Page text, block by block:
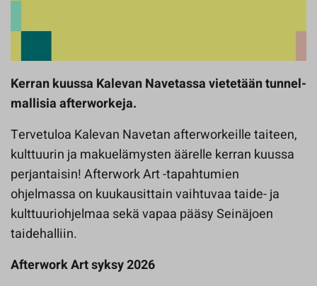
Kerran kuussa Kalevan Navetassa vietetään tunnel­
mal­li­sia after­workeja.
Tervetuloa Kalevan Navetan afterworkeille taiteen,
kulttuurin ja makuelämysten äärelle kerran kuussa
perjantaisin! Afterwork Art -tapahtumien
ohjelmassa on kuukausittain vaihtuvaa taide- ja
kulttuuriohjelmaa sekä vapaa pääsy Seinäjoen
taidehalliin.
Afterwork Art syksy 2026